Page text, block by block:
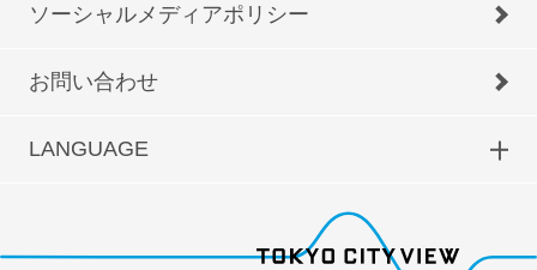
ソーシャルメディアポリシー
お問い合わせ
LANGUAGE